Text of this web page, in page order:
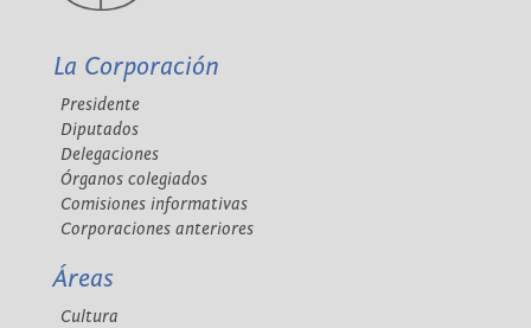
La Corporación
Presidente
Diputados
Delegaciones
Órganos colegiados
Comisiones informativas
Corporaciones anteriores
Áreas
Cultura